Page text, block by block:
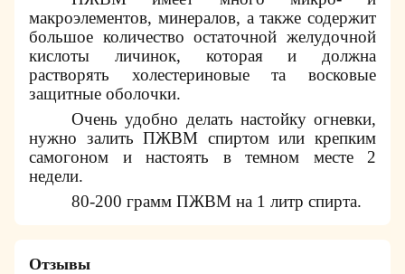
макроэлементов, минералов, а также содержит
большое количество остаточной желудочной
кислоты личинок, которая и должна
растворять холестериновые та восковые
защитные оболочки.
Очень удобно делать настойку огневки,
нужно залить ПЖВМ спиртом или крепким
самогоном и настоять в темном месте 2
недели.
80-200 грамм ПЖВМ на 1 литр спирта.
Отзывы